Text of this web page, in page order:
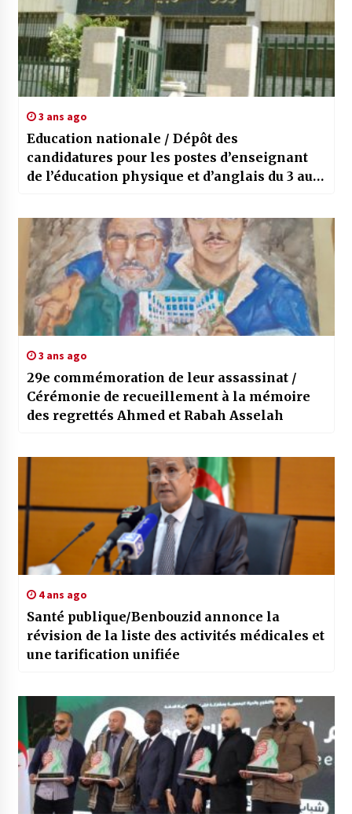
3 ans ago
Education nationale / Dépôt des
candidatures pour les postes d’enseignant
de l’éducation physique et d’anglais du 3 au
3 ans ago
29e commémoration de leur assassinat /
Cérémonie de recueillement à la mémoire
des regrettés Ahmed et Rabah Asselah
4 ans ago
Santé publique/Benbouzid annonce la
révision de la liste des activités médicales et
une tarification unifiée